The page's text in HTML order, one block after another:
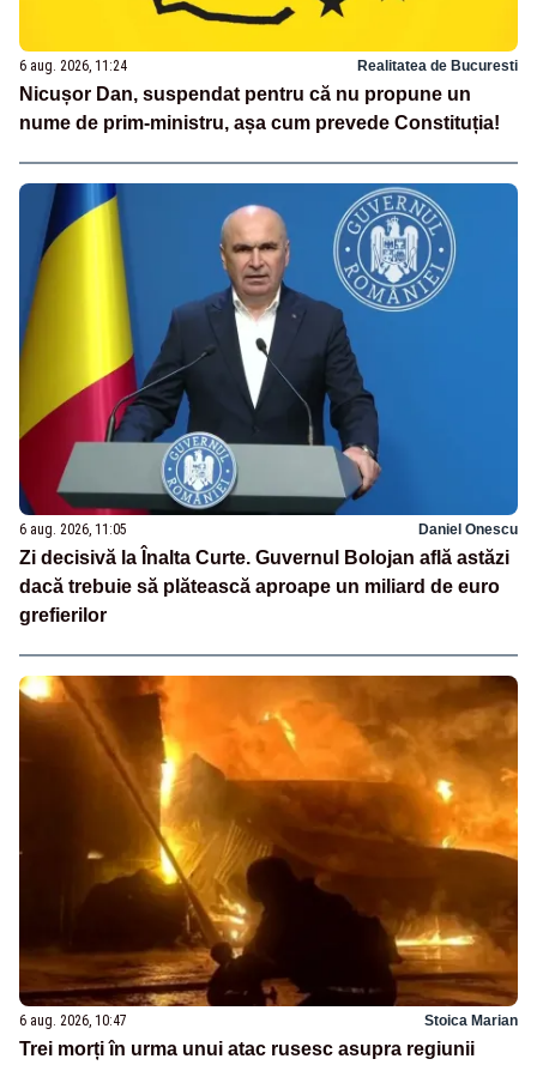
6 aug. 2026, 11:24 Realitatea de Bucuresti
Nicușor Dan, suspendat pentru că nu propune un
nume de prim-ministru, așa cum prevede Constituția!
6 aug. 2026, 11:05 Daniel Onescu
Zi decisivă la Înalta Curte. Guvernul Bolojan află astăzi
dacă trebuie să plătească aproape un miliard de euro
grefierilor
6 aug. 2026, 10:47 Stoica Marian
Trei morți în urma unui atac rusesc asupra regiunii